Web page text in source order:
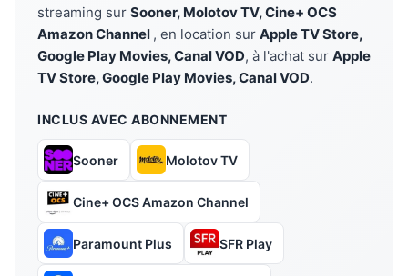
streaming sur Sooner, Molotov TV, Cine+ OCS
Amazon Channel , en location sur Apple TV Store,
Google Play Movies, Canal VOD, à l'achat sur Apple
TV Store, Google Play Movies, Canal VOD.
INCLUS AVEC ABONNEMENT
Sooner Molotov TV
Cine+ OCS Amazon Channel
Paramount Plus SFR Play